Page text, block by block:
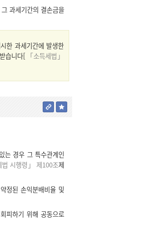
과세기간의 결손금을
한 과세기간에 발생한
습니다[ 「소득세법」
는 경우 그 특수관계인
법 시행령」 제100조제
정된 손익분배비율 및
피하기 위해 공동으로